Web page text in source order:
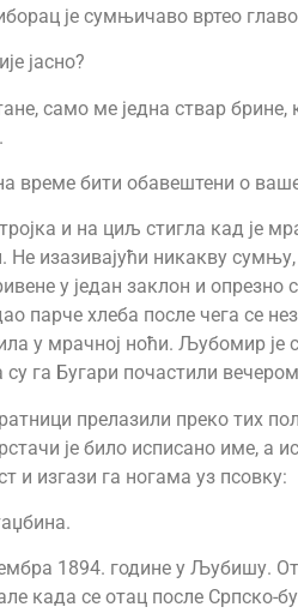
је сумњичаво вртео
јасно?
само ме једна ствар
време бити обавештени о
и на циљ стигла кад је
Не изазивајући никакву
у један заклон и
парче хлеба после чега се
у мрачној ноћи. Љубомир
га Бугари почастили
прелазили преко тих
је било исписано име,
и изгази га ногама уз псовку:
1894. године у Љубишу.
када се отац после Српско-